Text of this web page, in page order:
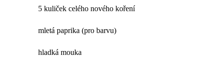
5 kuliček celého nového koření
mletá paprika (pro barvu)
hladká mouka